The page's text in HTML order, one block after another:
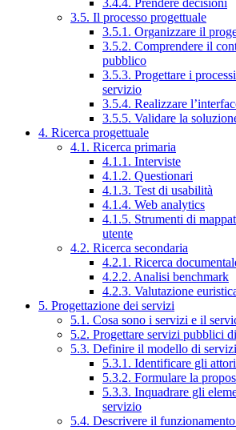
3.5. Il processo progettuale
3.5.1. Organizzare il
3.5.2. Comprendere il
pubblico
3.5.3. Progettare i
servizio
3.5.4. Realizzare
3.5.5. Validare la
4. Ricerca progettuale
4.1. Ricerca primaria
4.1.1. Interviste
4.1.2. Questionari
4.1.3. Test di usabilità
4.1.4. Web analytics
4.1.5. Strumenti di
utente
4.2. Ricerca secondaria
4.2.1. Ricerca
4.2.2. Analisi benchmark
4.2.3. Valutazione
5. Progettazione dei servizi
5.1. Cosa sono i servizi e il
5.2. Progettare servizi pubblici
5.3. Definire il modello di
5.3.1. Identificare gli
5.3.2. Formulare la
5.3.3. Inquadrare gli
servizio
5.4. Descrivere il